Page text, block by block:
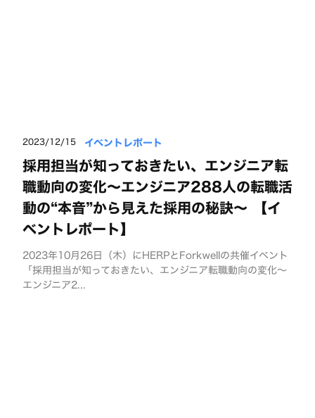
2023/12/15 イベントレポート
採用担当が知っておきたい、エンジニア転
職動向の変化～エンジニア288人の転職活
動の“本音”から見えた採用の秘訣～ 【イ
ベントレポート】
2023年10月26日（木）にHERPとForkwellの共催イベント
「採用担当が知っておきたい、エンジニア転職動向の変化～
エンジニア2...